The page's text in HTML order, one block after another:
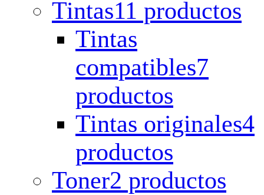
Tintas11 productos
Tintas
compatibles7
productos
Tintas originales4
productos
Toner2 productos